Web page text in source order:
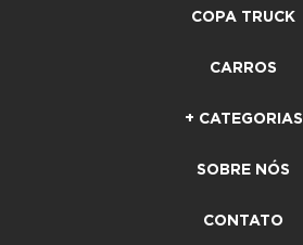
COPA TRUCK
CARROS
+ CATEGORIAS
SOBRE NÓS
CONTATO